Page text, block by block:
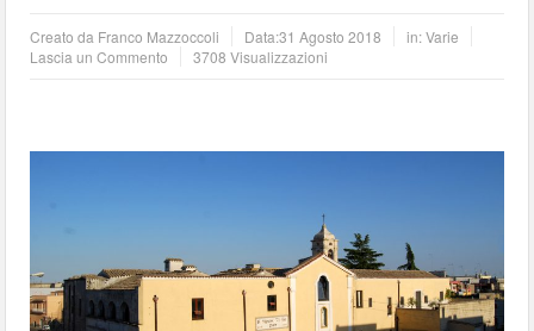
Creato da Franco Mazzoccoli Data:31 Agosto 2018 in:Varie
Lascia un Commento
3708 Visualizzazioni